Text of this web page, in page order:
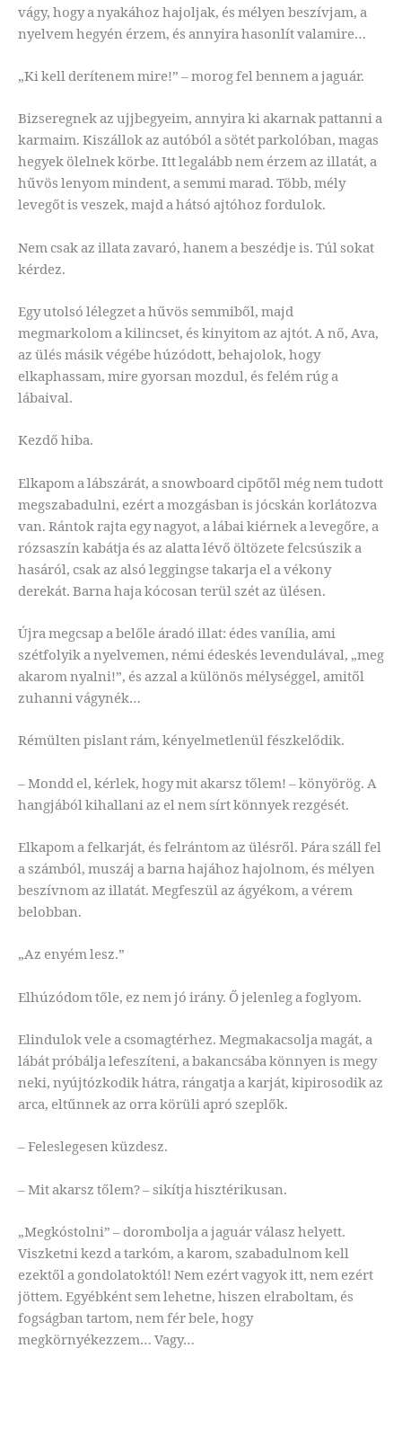
vágy, hogy a nyakához hajoljak, és mélyen beszívjam, a
nyelvem hegyén érzem, és annyira hasonlít valamire…
„Ki kell derítenem mire!” – morog fel bennem a jaguár.
Bizseregnek az ujjbegyeim, annyira ki akarnak pattanni a
karmaim. Kiszállok az autóból a sötét parkolóban, magas
hegyek ölelnek körbe. Itt legalább nem érzem az illatát, a
hűvös lenyom mindent, a semmi marad. Több, mély
levegőt is veszek, majd a hátsó ajtóhoz fordulok.
Nem csak az illata zavaró, hanem a beszédje is. Túl sokat
kérdez.
Egy utolsó lélegzet a hűvös semmiből, majd
megmarkolom a kilincset, és kinyitom az ajtót. A nő, Ava,
az ülés másik végébe húzódott, behajolok, hogy
elkaphassam, mire gyorsan mozdul, és felém rúg a
lábaival.
Kezdő hiba.
Elkapom a lábszárát, a snowboard cipőtől még nem tudott
megszabadulni, ezért a mozgásban is jócskán korlátozva
van. Rántok rajta egy nagyot, a lábai kiérnek a levegőre, a
rózsaszín kabátja és az alatta lévő öltözete felcsúszik a
hasáról, csak az alsó leggingse takarja el a vékony
derekát. Barna haja kócosan terül szét az ülésen.
Újra megcsap a belőle áradó illat: édes vanília, ami
szétfolyik a nyelvemen, némi édeskés levendulával, „meg
akarom nyalni!”, és azzal a különös mélységgel, amitől
zuhanni vágynék…
Rémülten pislant rám, kényelmetlenül fészkelődik.
– Mondd el, kérlek, hogy mit akarsz tőlem! – könyörög. A
hangjából kihallani az el nem sírt könnyek rezgését.
Elkapom a felkarját, és felrántom az ülésről. Pára száll fel
a számból, muszáj a barna hajához hajolnom, és mélyen
beszívnom az illatát. Megfeszül az ágyékom, a vérem
belobban.
„Az enyém lesz.”
Elhúzódom tőle, ez nem jó irány. Ő jelenleg a foglyom.
Elindulok vele a csomagtérhez. Megmakacsolja magát, a
lábát próbálja lefeszíteni, a bakancsába könnyen is megy
neki, nyújtózkodik hátra, rángatja a karját, kipirosodik az
arca, eltűnnek az orra körüli apró szeplők.
– Feleslegesen küzdesz.
– Mit akarsz tőlem? – sikítja hisztérikusan.
„Megkóstolni” – dorombolja a jaguár válasz helyett.
Viszketni kezd a tarkóm, a karom, szabadulnom kell
ezektől a gondolatoktól! Nem ezért vagyok itt, nem ezért
jöttem. Egyébként sem lehetne, hiszen elraboltam, és
fogságban tartom, nem fér bele, hogy
megkörnyékezzem… Vagy…